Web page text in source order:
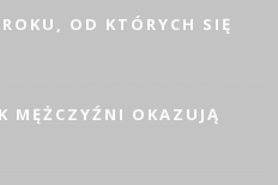
OD KTÓRYCH SIĘ
MĘŻCZYŹNI OKAZUJĄ